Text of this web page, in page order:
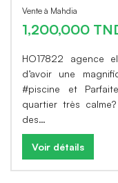
Vente à Mahdia
1,200,000
HO17822 agence
d’avoir une
#piscine et
quartier très
des…
Voir détails